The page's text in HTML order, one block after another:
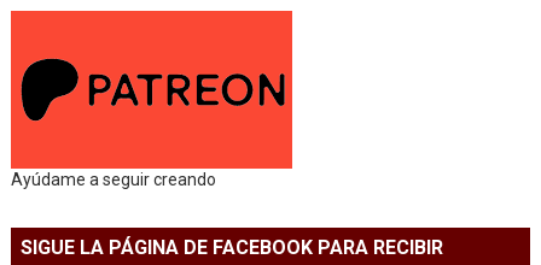
Ayúdame a seguir creando
SIGUE LA PÁGINA DE FACEBOOK PARA RECIBIR